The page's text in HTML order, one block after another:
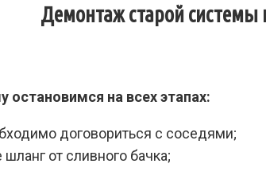
Демонтаж старой системы
остановимся на всех этапах:
договориться с соседями;
от сливного бачка;